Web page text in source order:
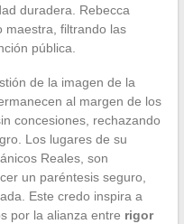
duradera. Rebecca
maestra, filtrando las
pública.
de la imagen de la
al margen de los
concesiones, rechazando
Los lugares de su
Reales, son
un paréntesis seguro,
Este credo inspira a
por la alianza entre rigor